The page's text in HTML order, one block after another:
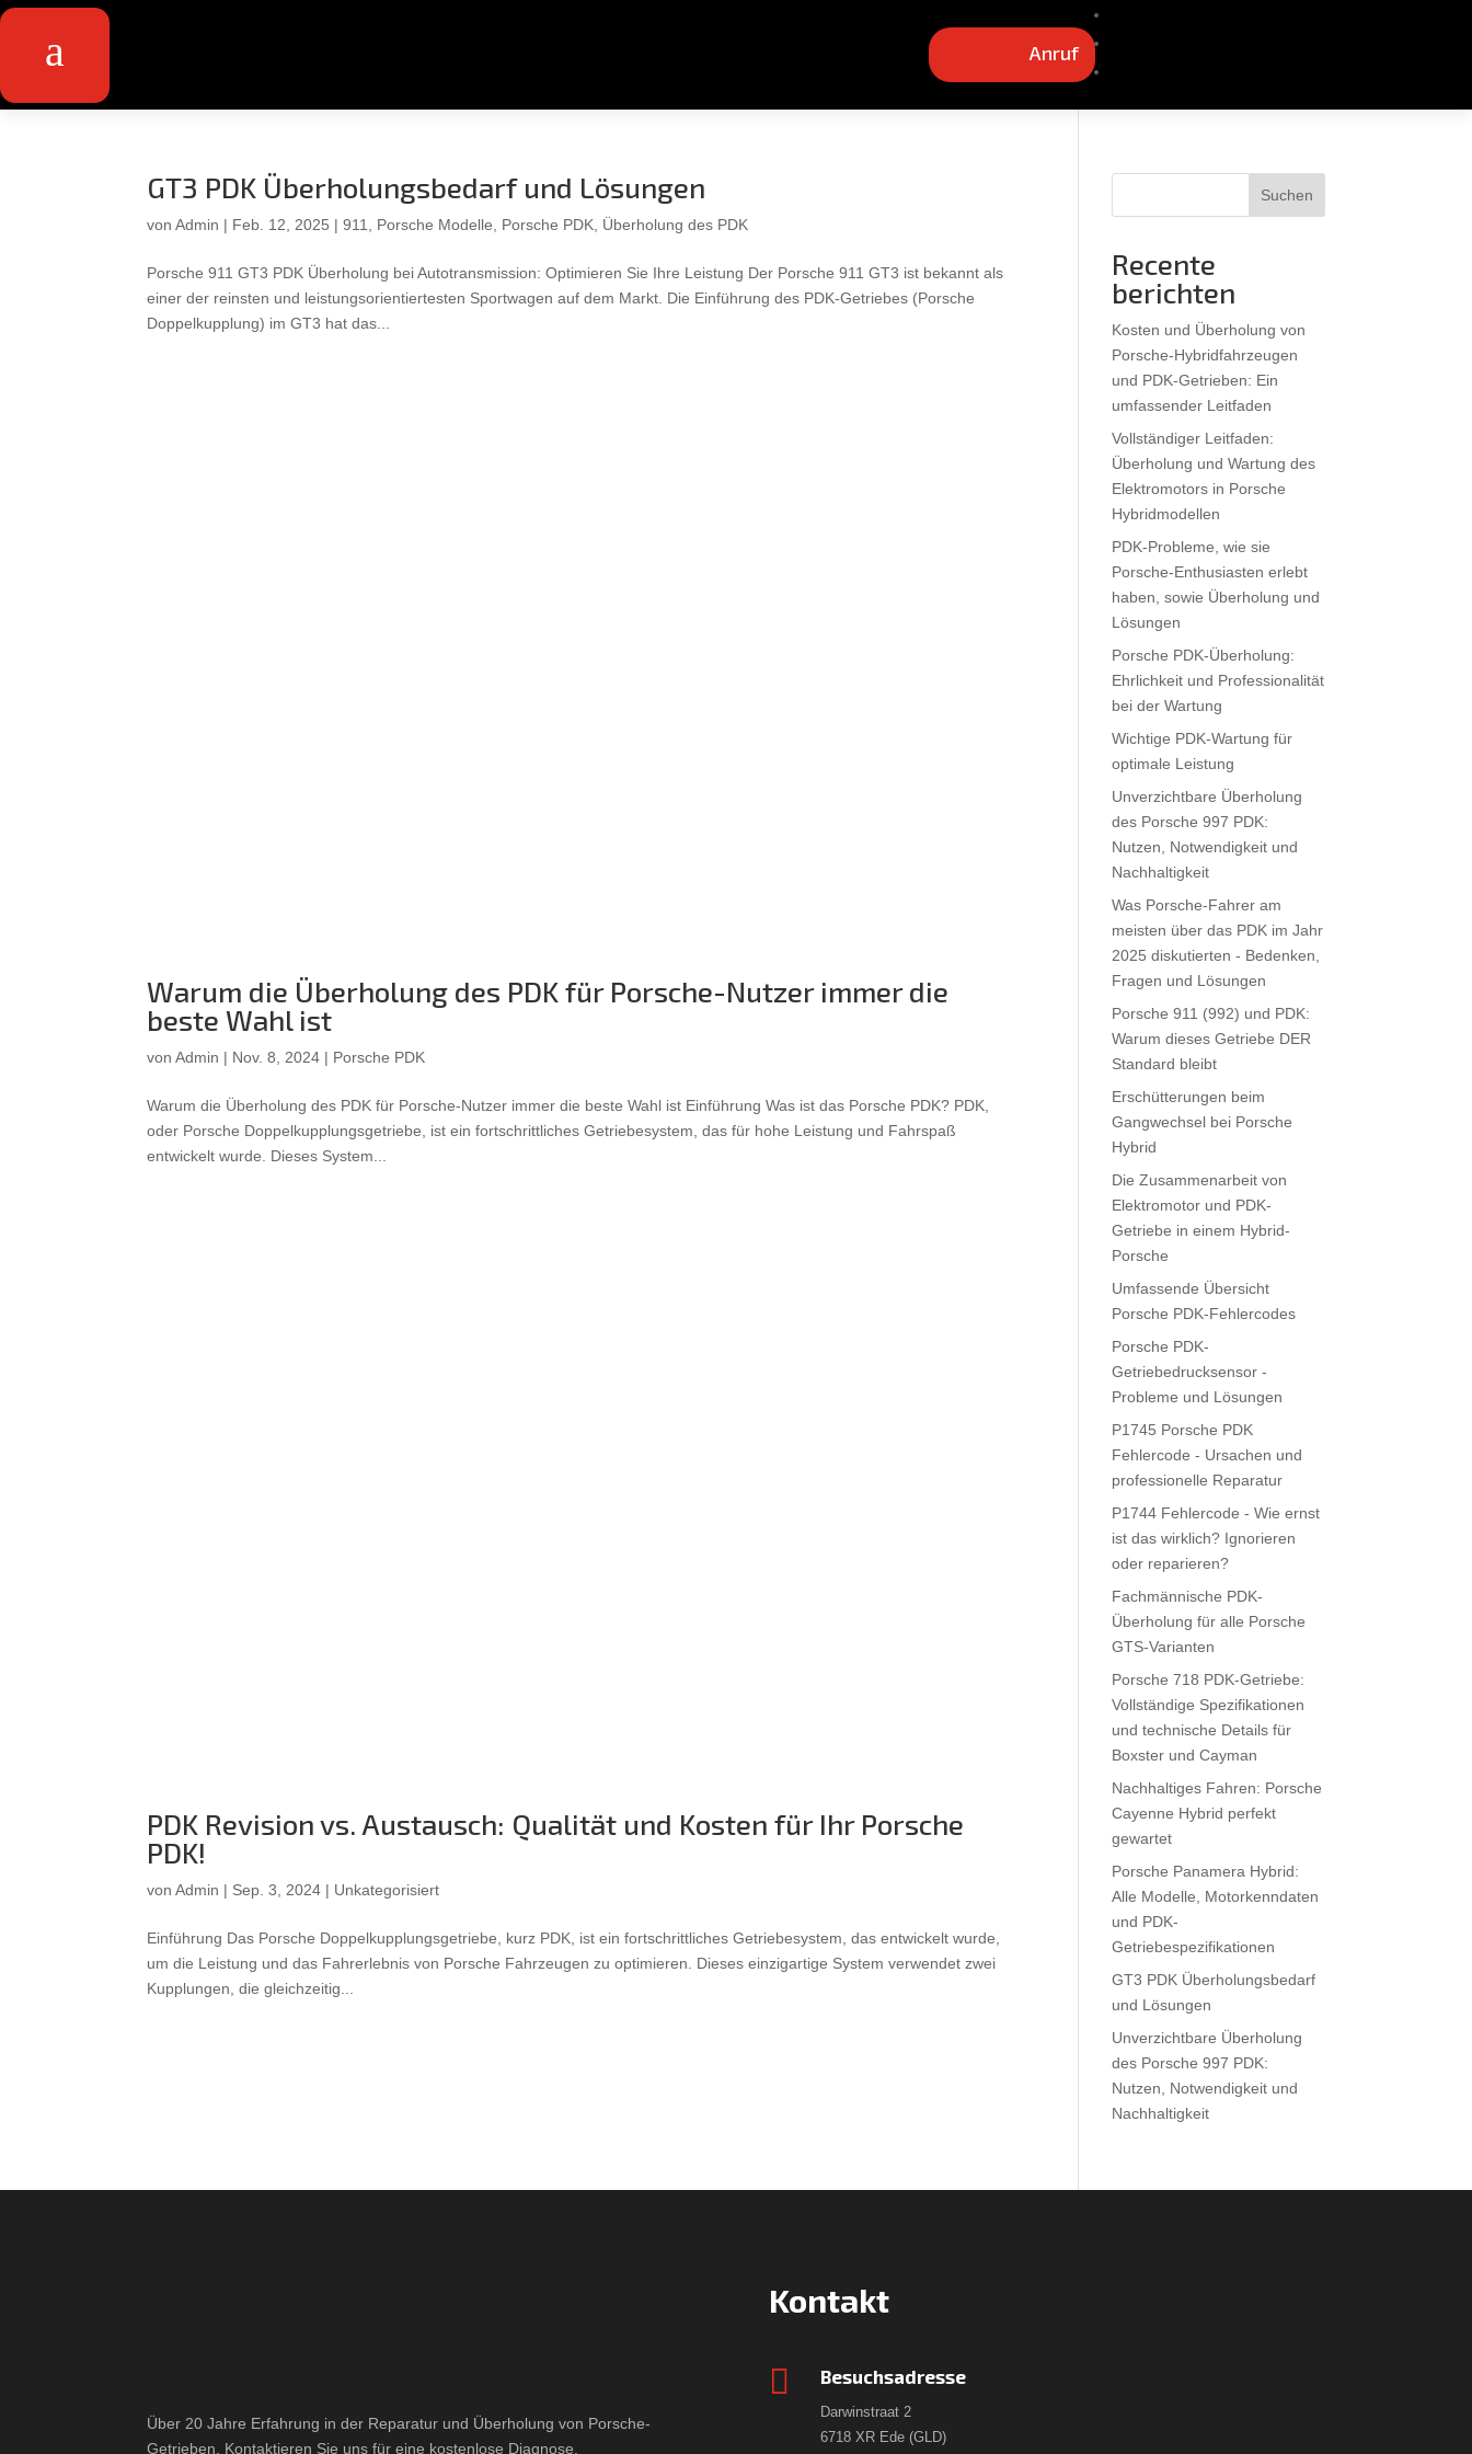
a Anruf
GT3 PDK Überholungsbedarf und Lösungen
vonAdmin | Feb. 12, 2025 |911 Porsche Modelle Porsche PDK Überholung des PDK
Porsche 911 GT3 PDK Überholung bei Autotransmission: Optimieren Sie Ihre Leistung Der Porsche 911 GT3 ist bekannt als
einer der reinsten und leistungsorientiertesten Sportwagen auf dem Markt. Die Einführung des PDK-Getriebes (Porsche
Doppelkupplung) im GT3 hat das...
Warum die Überholung des PDK für Porsche-Nutzer immer die
beste Wahl ist
vonAdmin | Nov. 8, 2024 | Porsche PDK
Warum die Überholung des PDK für Porsche-Nutzer immer die beste Wahl ist Einführung Was ist das Porsche PDK? PDK,
oder Porsche Doppelkupplungsgetriebe, ist ein fortschrittliches Getriebesystem, das für hohe Leistung und Fahrspaß
entwickelt wurde. Dieses System...
PDK Revision vs. Austausch: Qualität und Kosten für Ihr Porsche
PDK!
vonAdmin | Sep. 3, 2024 | Unkategorisiert
Einführung Das Porsche Doppelkupplungsgetriebe, kurz PDK, ist ein fortschrittliches Getriebesystem, das entwickelt wurde,
um die Leistung und das Fahrerlebnis von Porsche Fahrzeugen zu optimieren. Dieses einzigartige System verwendet zwei
Kupplungen, die gleichzeitig...
Suchen
Recente
berichten
Kosten und Überholung von
Porsche-Hybridfahrzeugen
und PDK-Getrieben: Ein
umfassender Leitfaden
Vollständiger Leitfaden:
Überholung und Wartung des
Elektromotors in Porsche
Hybridmodellen
PDK-Probleme, wie sie
Porsche-Enthusiasten erlebt
haben, sowie Überholung und
Lösungen
Porsche PDK-Überholung:
Ehrlichkeit und Professionalität
bei der Wartung
Wichtige PDK-Wartung für
optimale Leistung
Unverzichtbare Überholung
des Porsche 997 PDK:
Nutzen, Notwendigkeit und
Nachhaltigkeit
Was Porsche-Fahrer am
meisten über das PDK im Jahr
2025 diskutierten - Bedenken,
Fragen und Lösungen
Porsche 911 (992) und PDK:
Warum dieses Getriebe DER
Standard bleibt
Erschütterungen beim
Gangwechsel bei Porsche
Hybrid
Die Zusammenarbeit von
Elektromotor und PDK-
Getriebe in einem Hybrid-
Porsche
Umfassende Übersicht
Porsche PDK-Fehlercodes
Porsche PDK-
Getriebedrucksensor -
Probleme und Lösungen
P1745 Porsche PDK
Fehlercode - Ursachen und
professionelle Reparatur
P1744 Fehlercode - Wie ernst
ist das wirklich? Ignorieren
oder reparieren?
Fachmännische PDK-
Überholung für alle Porsche
GTS-Varianten
Porsche 718 PDK-Getriebe:
Vollständige Spezifikationen
und technische Details für
Boxster und Cayman
Nachhaltiges Fahren: Porsche
Cayenne Hybrid perfekt
gewartet
Porsche Panamera Hybrid:
Alle Modelle, Motorkenndaten
und PDK-
Getriebespezifikationen
GT3 PDK Überholungsbedarf
und Lösungen
Unverzichtbare Überholung
des Porsche 997 PDK:
Nutzen, Notwendigkeit und
Nachhaltigkeit
Über 20 Jahre Erfahrung in der Reparatur und Überholung von Porsche-
Getrieben. Kontaktieren Sie uns für eine kostenlose Diagnose.
Kontakt
 Besuchsadresse
Darwinstraat 2
6718 XR Ede (GLD)